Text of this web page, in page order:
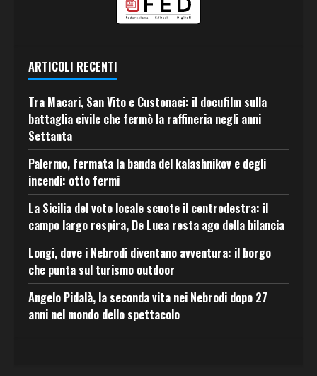
ARTICOLI RECENTI
Tra Macari, San Vito e Custonaci: il docufilm sulla
battaglia civile che fermò la raffineria negli anni
Settanta
Palermo, fermata la banda del kalashnikov e degli
incendi: otto fermi
La Sicilia del voto locale scuote il centrodestra: il
campo largo respira, De Luca resta ago della bilancia
Longi, dove i Nebrodi diventano avventura: il borgo
che punta sul turismo outdoor
Angelo Pidalà, la seconda vita nei Nebrodi dopo 27
anni nel mondo dello spettacolo